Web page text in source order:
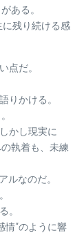
ある。
に残り続ける感
点だ。
りかける。
かし現実に
執着も、未練
ルなのだ。
。
情”のように響